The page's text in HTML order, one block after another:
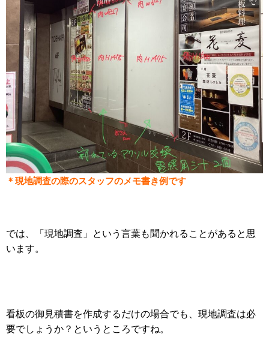
＊現地調査の際のスタッフのメモ書き例です
では、「現地調査」という言葉も聞かれることがあると思
います。
看板の御見積書を作成するだけの場合でも、現地調査は必
要でしょうか？というところですね。